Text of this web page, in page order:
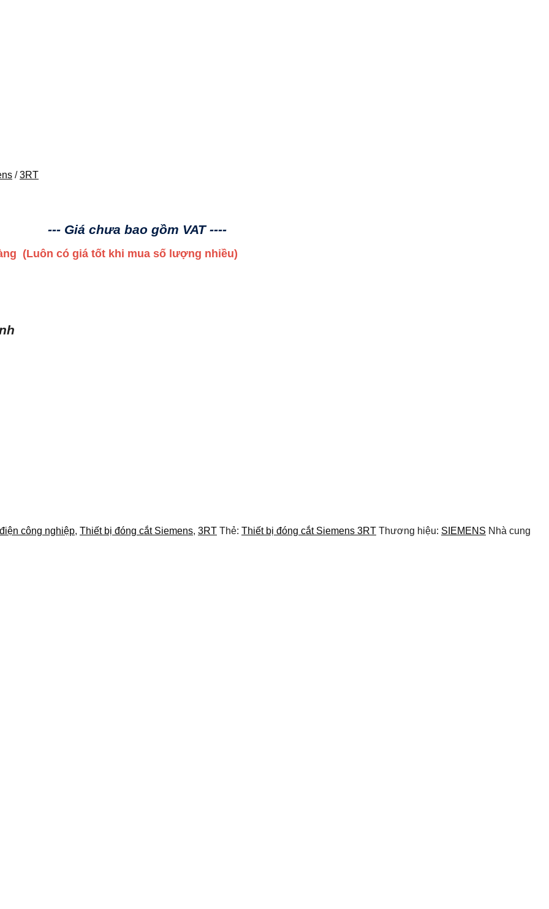
/ 3RT
--- Giá chưa bao gồm VAT ----
(Luôn có giá tốt khi mua số lượng nhiều)
công nghiệp, Thiết bị đóng cắt Siemens, 3RT Thẻ: Thiết bị đóng cắt Siemens 3RT Thương hiệu: SIEMENS Nhà cung